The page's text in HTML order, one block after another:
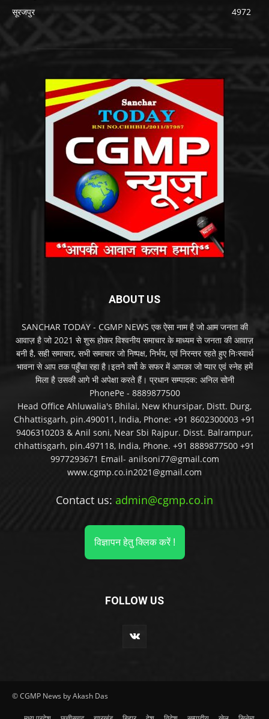
सूरजपुर
4972
ABOUT US
SANCHAR TODAY - CGMP NEWS एक ऐसा नाम है जो आम जनता की
आवाज़ है जो 2021 से शुरू होकर विश्वनीय समाचार के माध्यम से जनता की आवाज़
बनी है, सही समाचार, सभी समाचार जो निष्पक्ष, निर्भय, एवं निरन्तर रहते हुए निःस्वार्थ
भावना से आप तक पहुँचा रहा है।इतने वर्षो के सफर में आपका जो प्यार एवं स्नेह हमें
मिला है उसकी आगे भी अपेक्षा करते हैं। प्रधान सम्पादक: अनिल सोनी
PhonePe - 8889877500
Head Office Ahluwalia's Bhilai, New Khursipar, Distt. Durg,
Chhattisgarh, pin.490011, India, Phone: +91 8602300003 +91
9406310203 & Anil soni, Near Sbi Rajpur. Disst. Balrampur,
chhattisgarh, pin.497118, India, Phone. +91 8889877500 +91
9977293671 Email- anilsoni77@gmail.com
www.cgmp.co.in2021@gmail.com
Contact us: admin@cgmp.co.in
विज्ञापन हेतु क्लिक करें !
FOLLOW US
© CGMP News by Akash Das